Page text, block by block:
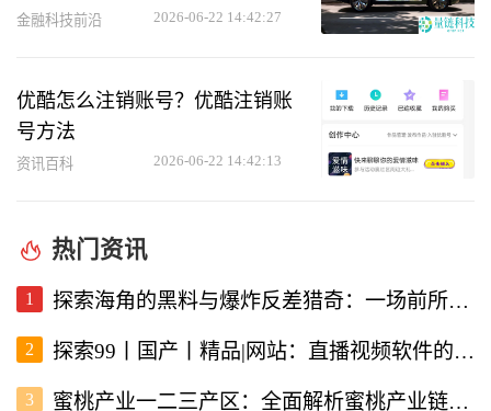
金融科技前沿 2026-06-22 14:42:27
优酷怎么注销账号？优酷注销账
号方法
资讯百科 2026-06-22 14:42:13
热门资讯
1 探索海角的黑料与爆炸反差猎奇：一场前所未有的直播视频体验
2 探索99丨国产丨精品|网站：直播视频软件的新选择
3 蜜桃产业一二三产区：全面解析蜜桃产业链的现状与未来